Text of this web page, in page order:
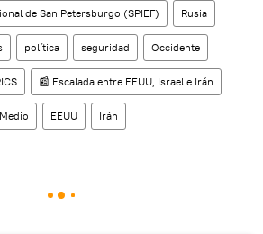
de San Petersburgo (SPIEF) Rusia
política seguridad Occidente
📰 Escalada entre EEUU, Israel e Irán
EEUU Irán